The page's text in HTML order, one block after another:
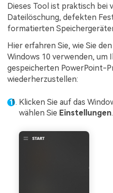
Dieses Tool ist praktisch bei
Dateilöschung, defekten
formatierten
Hier erfahren Sie, wie Sie
Windows 10 verwenden,
gespeicherten PowerPoint-
wiederherzustellen:
Klicken Sie auf das
wählen Sie Einstellungen.